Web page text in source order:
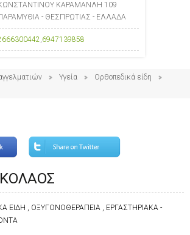
ΚΑΡΑΜΑΝΛΗ 109
- ΘΕΣΠΡΩΤΙΑΣ - ΕΛΛΑΔΑ
,6947139858
Υγεία
Ορθοπεδικά είδη
ΕΙΔΗ , ΟΞΥΓΟΝΟΘΕΡΑΠΕΙΑ , ΕΡΓΑΣΤΗΡΙΑΚΑ -